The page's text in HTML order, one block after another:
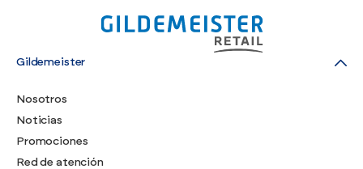
Gildemeister
Nosotros
Noticias
Promociones
Red de atención